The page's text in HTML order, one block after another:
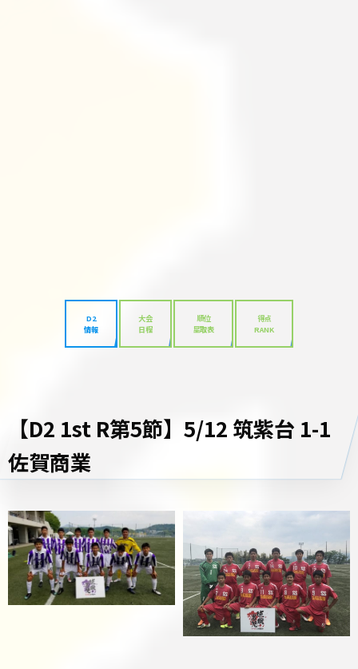
D2
情報
大会
日程
順位
星取表
得点
RANK
【D2 1st R第5節】5/12 筑紫台 1-1
佐賀商業